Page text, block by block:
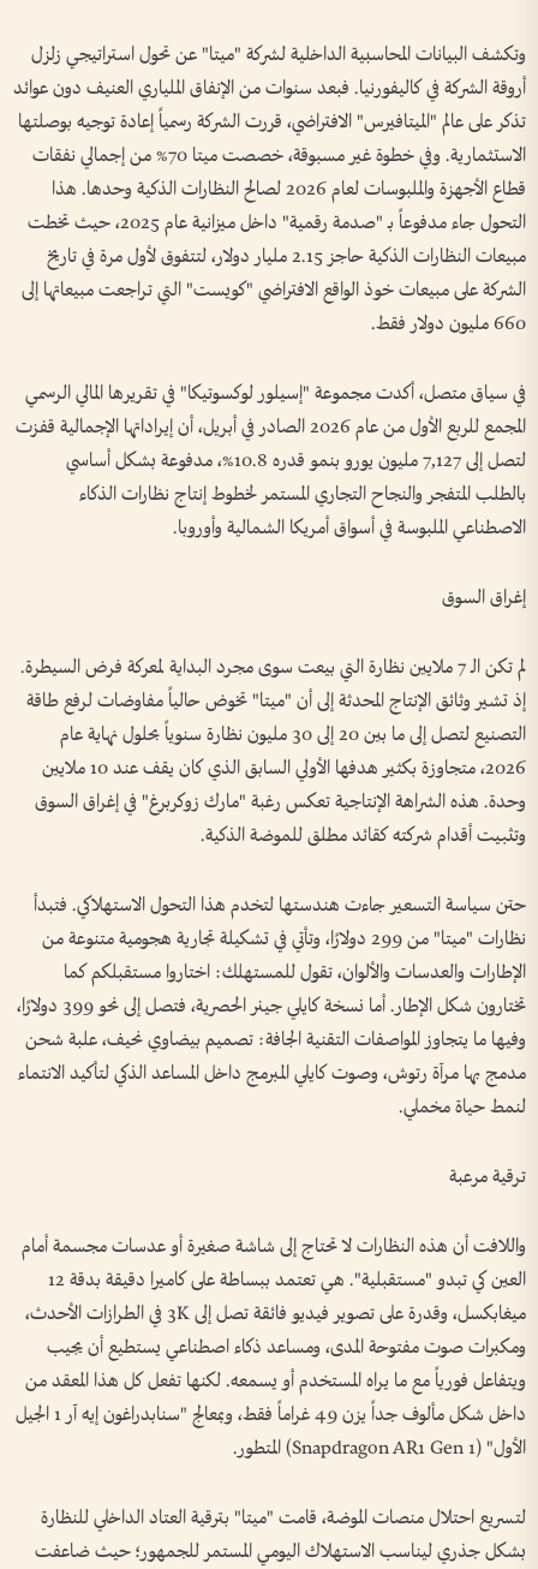
وتكشف البيانات المحاسبية الداخلية لشركة "ميتا" عن تحول استراتيجي زلزل
أروقة الشركة في كاليفورنيا. فبعد سنوات من الإنفاق الملياري العنيف دون عوائد
تذكر على عالم "الميتافيرس" الافتراضي، قررت الشركة رسمياً إعادة توجيه بوصلتها
الاستثمارية. وفي خطوة غير مسبوقة، خصصت ميتا 70% من إجمالي نفقات
قطاع الأجهزة والملبوسات لعام 2026 لصالح النظارات الذكية وحدها. هذا
التحول جاء مدفوعاً بـ "صدمة رقمية" داخل ميزانية عام 2025، حيث تخطت
مبيعات النظارات الذكية حاجز 2.15 مليار دولار، لتتفوق لأول مرة في تاريخ
الشركة على مبيعات خوذ الواقع الافتراضي "كويست" التي تراجعت مبيعاتها إلى
660 مليون دولار فقط.
في سياق متصل، أكدت مجموعة "إسيلور لوكسوتيكا" في تقريرها المالي الرسمي
المجمع للربع الأول من عام 2026 الصادر في أبريل، أن إيراداتها الإجمالية قفزت
لتصل إلى 7,127 مليون يورو بنمو قدره 10.8%، مدفوعة بشكل أساسي
بالطلب المتفجر والنجاح التجاري المستمر لخطوط إنتاج نظارات الذكاء
الاصطناعي الملبوسة في أسواق أمريكا الشمالية وأوروبا.
إغراق السوق
لم تكن الـ 7 ملايين نظارة التي بيعت سوى مجرد البداية لمعركة فرض السيطرة.
إذ تشير وثائق الإنتاج المحدثة إلى أن "ميتا" تخوض حالياً مفاوضات لرفع طاقة
التصنيع لتصل إلى ما بين 20 إلى 30 مليون نظارة سنوياً بحلول نهاية عام
2026، متجاوزة بكثير هدفها الأولي السابق الذي كان يقف عند 10 ملايين
وحدة. هذه الشراهة الإنتاجية تعكس رغبة "مارك زوكربرغ" في إغراق السوق
وتثبيت أقدام شركته كقائد مطلق للموضة الذكية.
حتن سياسة التسعير جاءت هندستها لتخدم هذا التحول الاستهلاكي. فتبدأ
نظارات "ميتا" من 299 دولارًا، وتأتي في تشكيلة تجارية هجومية متنوعة من
الإطارات والعدسات والألوان، تقول للمستهلك: اختاروا مستقبلكم كما
تختارون شكل الإطار. أما نسخة كايلي جينر الحصرية، فتصل إلى نحو 399 دولارًا،
وفيها ما يتجاوز المواصفات التقنية الجافة: تصميم بيضاوي نحيف، علبة شحن
مدمج بها مرآة رتوش، وصوت كايلي المبرمج داخل المساعد الذكي لتأكيد الانتماء
لنمط حياة مخملي.
ترقية مرعبة
واللافت أن هذه النظارات لا تحتاج إلى شاشة صغيرة أو عدسات مجسمة أمام
العين كي تبدو "مستقبلية". هي تعتمد ببساطة على كاميرا دقيقة بدقة 12
ميغابكسل، وقدرة على تصوير فيديو فائقة تصل إلى 3K في الطرازات الأحدث،
ومكبرات صوت مفتوحة المدى، ومساعد ذكاء اصطناعي يستطيع أن يجيب
ويتفاعل فورياً مع ما يراه المستخدم أو يسمعه. لكنها تفعل كل هذا المعقد من
داخل شكل مألوف جداً يزن 49 غراماً فقط، وبمعالج "سنابدراغون إيه آر 1 الجيل
الأول" (Snapdragon AR1 Gen 1) المتطور.
لتسريع احتلال منصات الموضة، قامت "ميتا" بترقية العتاد الداخلي للنظارة
بشكل جذري ليناسب الاستهلاك اليومي المستمر للجمهور؛ حيث ضاعفت